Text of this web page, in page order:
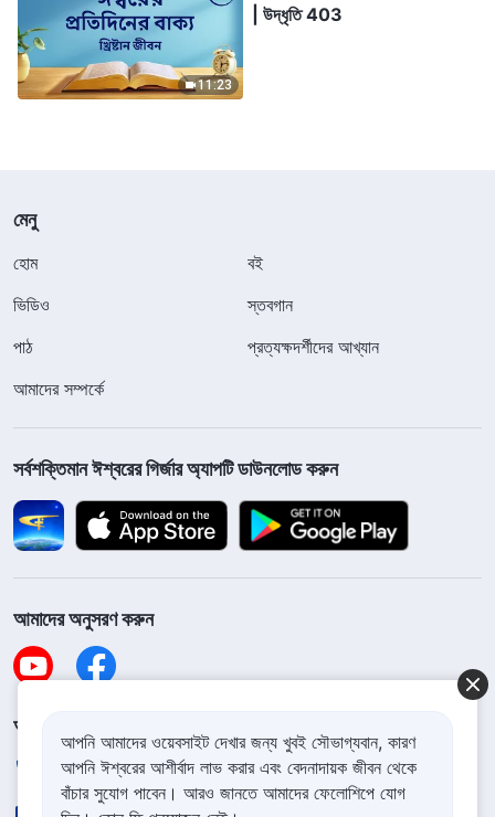
11:23
| উদ্ধৃতি 403
মেনু
হোম
বই
ভিডিও
স্তবগান
পাঠ
প্রত্যক্ষদর্শীদের আখ্যান
আমাদের সম্পর্কে
সর্বশক্তিমান ঈশ্বরের গির্জার অ্যাপটি ডাউনলোড করুন
আমাদের অনুসরণ করুন
আমাদের সাথে যোগাযোগ করুন
+91-970-782-1023
আপনি আমাদের ওয়েবসাইট দেখার জন্য খুবই সৌভাগ্যবান, কারণ
আপনি ঈশ্বরের আশীর্বাদ লাভ করার এবং বেদনাদায়ক জীবন থেকে
বাঁচার সুযোগ পাবেন। আরও জানতে আমাদের ফেলোশিপে যোগ